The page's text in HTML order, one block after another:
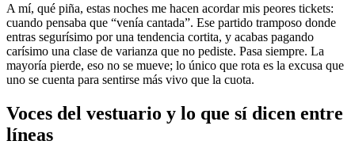
A mí, qué piña, estas noches me hacen acordar mis peores tickets:
cuando pensaba que “venía cantada”. Ese partido tramposo donde
entras segurísimo por una tendencia cortita, y acabas pagando
carísimo una clase de varianza que no pediste. Pasa siempre. La
mayoría pierde, eso no se mueve; lo único que rota es la excusa que
uno se cuenta para sentirse más vivo que la cuota.
Voces del vestuario y lo que sí dicen entre
líneas